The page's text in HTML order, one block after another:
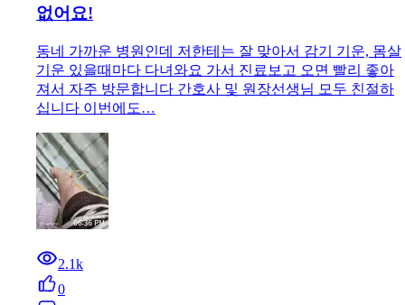
없어요!
동네 가까운 병원인데 저한테는 잘 맞아서 감기 기운, 몸살
기운 있을때마다 다녀와요 가서 진료보고 오면 빨리 좋아
져서 자주 방문합니다 간호사 및 원장선생님 모두 친절하
십니다 이번에도…
2.1k
0